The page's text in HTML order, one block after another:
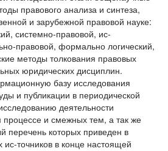
правового анализа и синтеза,
и зарубежной правовой науке:
системно-правовой, ис-
правовой, формально логический,
методы толкования правовых
юридических дисциплин.
базу исследования
и публикации в периодической
деятельности
процессе и смежных тем, а так же
перечень которых приведен в
ис-точников в конце настоящей